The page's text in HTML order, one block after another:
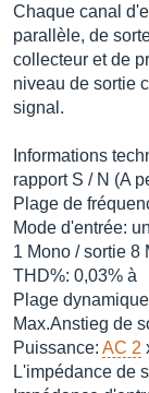
Chaque canal
parallèle, de
collecteur et de
niveau de sortie
signal.
Informations
rapport S / N (A
Plage de
Mode d'entrée:
1 Mono / sortie 8
THD%: 0,03% à
Plage
Max.Anstieg de
Puissance: AC 2
L'impédance de